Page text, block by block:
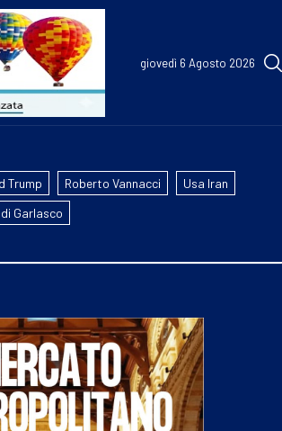
giovedì 6 Agosto 2026
Trump Roberto Vannacci
Usa Iran
Garlasco